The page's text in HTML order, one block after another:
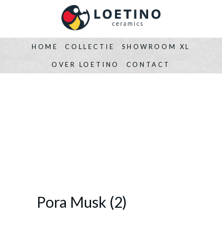
HOME COLLECTIE SHOWROOM XL
OVER LOETINO CONTACT
Pora Musk (2)